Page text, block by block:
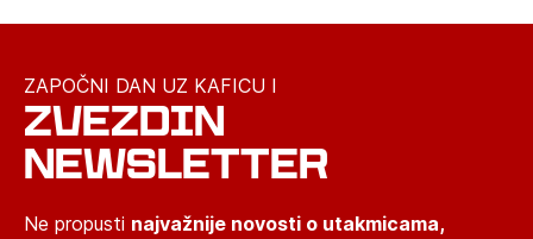
ZAPOČNI DAN UZ KAFICU I
ZVEZDIN
NEWSLETTER
Ne propusti najvažnije novosti o utakmicama,